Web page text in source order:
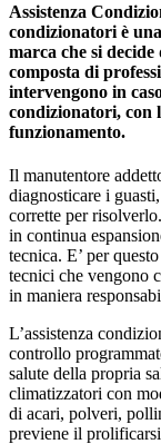
Assistenza
condizionatori è
marca che si
composta di
intervengono in
condizionatori, con
funzionamento.
Il manutentore
diagnosticare i
corrette per
in continua
tecnica. E’ per
tecnici che vengono
in maniera
L’assistenza
controllo
salute della propria
climatizzatori con
di acari, polveri,
previene il